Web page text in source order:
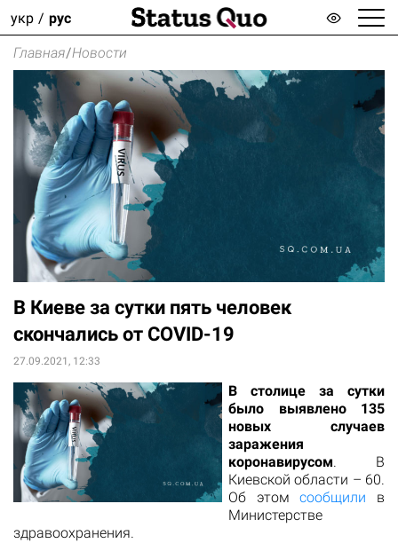
укр рус
Главная/Новости
В Киеве за сутки пять человек
скончались от COVID-19
27.09.2021, 12:33
В столице за сутки
было выявлено 135
новых случаев
заражения
коронавирусом. В
Киевской области – 60.
Об этомсообщили в
Министерстве
здравоохранения.